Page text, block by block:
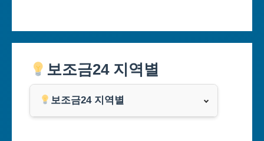
보조금24 지역별
보조금24 지역별